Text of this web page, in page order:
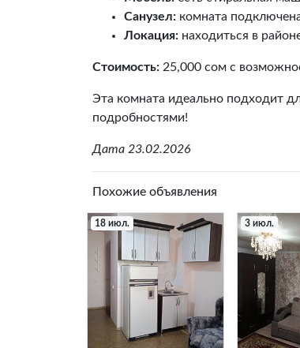
Санузел: комната
Локация: находиться в
Стоимость: 25,000 сом с
Эта комната идеально подходит
подробностями!
Дата 23.02.2026
Похожие объявления
18 июл. 3 июл.